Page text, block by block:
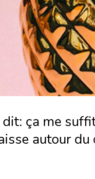
ça me
autour du